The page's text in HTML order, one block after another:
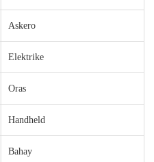
Askero
Elektrike
Oras
Handheld
Bahay